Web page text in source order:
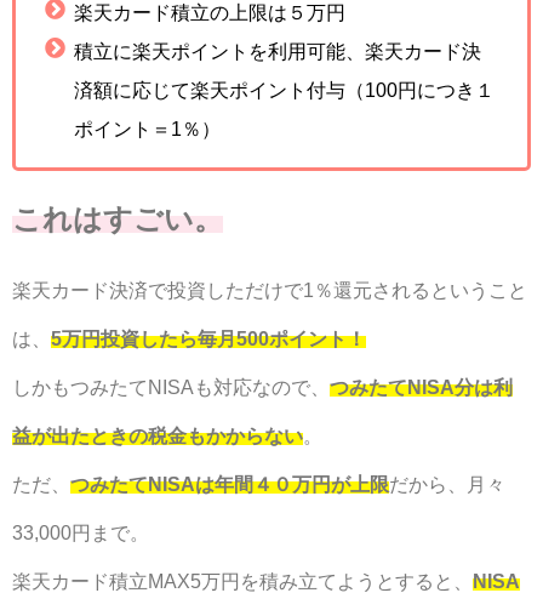
楽天カード積立の上限は５万円
積立に楽天ポイントを利用可能、楽天カード決
済額に応じて楽天ポイント付与（100円につき１
ポイント＝1％）
これはすごい。
楽天カード決済で投資しただけで1％還元されるということ
は、 5万円投資したら毎月500ポイント！
しかもつみたてNISAも対応なので、 つみたてNISA分は利
益が出たときの税金もかからない
ただ、 つみたてNISAは年間４０万円が上限だから、月々
33,000円まで。
楽天カード積立MAX5万円を積み立てようとすると、 NISA